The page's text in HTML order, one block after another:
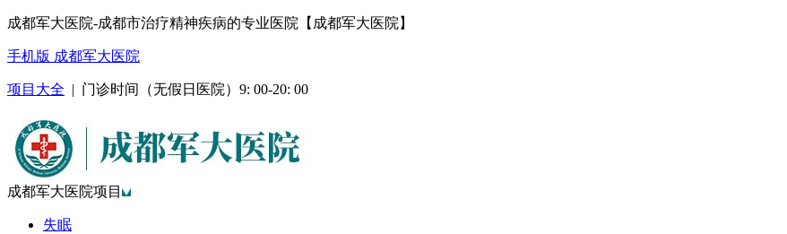
成都军大医院-成都市治疗精神疾病的专业医院【成都军大医院】
手机版 成都军大医院
项目大全 | 门诊时间（无假日医院）9: 00-20: 00
成都军大医院项目
失眠